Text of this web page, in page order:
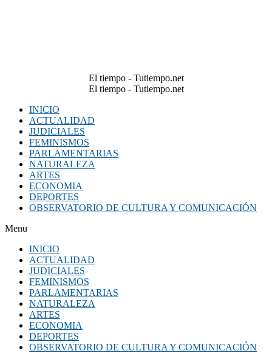
El tiempo - Tutiempo.net
El tiempo - Tutiempo.net
INICIO
ACTUALIDAD
JUDICIALES
FEMINISMOS
PARLAMENTARIAS
NATURALEZA
ARTES
ECONOMIA
DEPORTES
OBSERVATORIO DE CULTURA Y COMUNICACIÓN
Menu
INICIO
ACTUALIDAD
JUDICIALES
FEMINISMOS
PARLAMENTARIAS
NATURALEZA
ARTES
ECONOMIA
DEPORTES
OBSERVATORIO DE CULTURA Y COMUNICACIÓN